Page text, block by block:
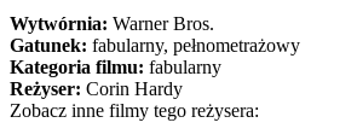
Wytwórnia: Warner Bros.
Gatunek: fabularny, pełnometrażowy
Kategoria filmu: fabularny
Reżyser: Corin Hardy
Zobacz inne filmy tego reżysera: